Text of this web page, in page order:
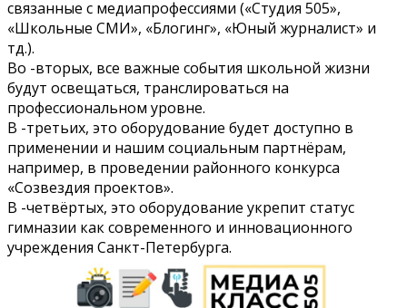
связанные с медиапрофессиями («Студия 505»,
«Школьные СМИ», «Блогинг», «Юный журналист» и
тд.).
Во -вторых, все важные события школьной жизни
будут освещаться, транслироваться на
профессиональном уровне.
В -третьих, это оборудование будет доступно в
применении и нашим социальным партнёрам,
например, в проведении районного конкурса
«Созвездия проектов».
В -четвёртых, это оборудование укрепит статус
гимназии как современного и инновационного
учреждения Санкт-Петербурга.